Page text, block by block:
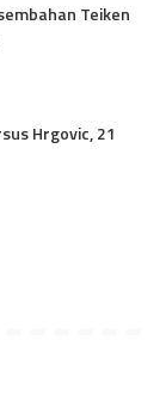
Teiken
Hrgovic, 21